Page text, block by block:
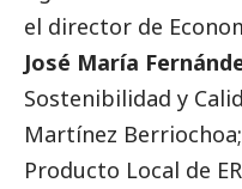
el director de
José María
Sostenibilidad y
Martínez Berriochoa
Producto Local de